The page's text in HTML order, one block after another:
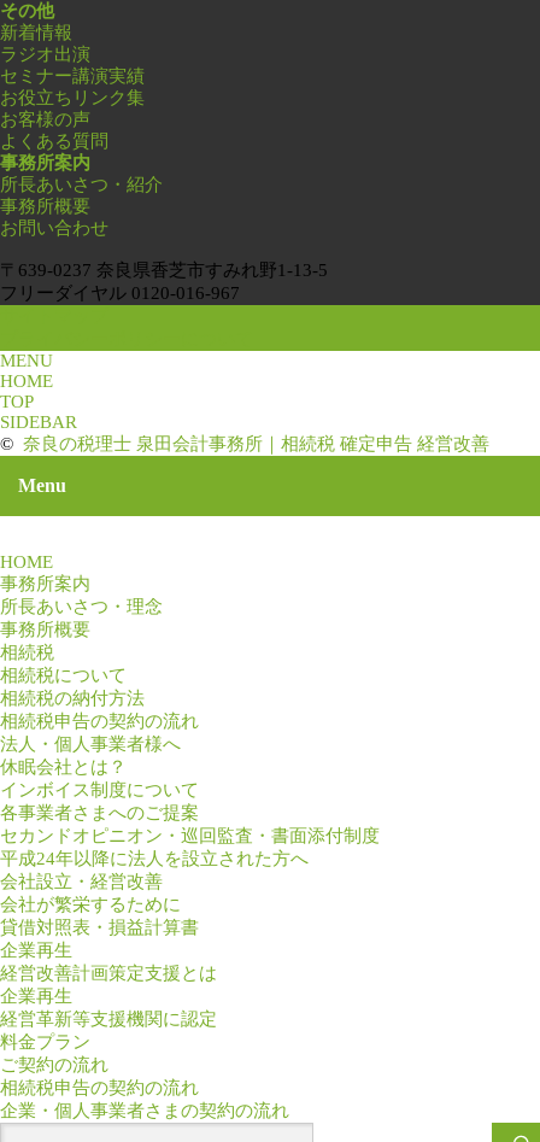
その他
新着情報
ラジオ出演
セミナー講演実績
お役立ちリンク集
お客様の声
よくある質問
事務所案内
所長あいさつ・紹介
事務所概要
お問い合わせ
〒639-0237 奈良県香芝市すみれ野1-13-5
フリーダイヤル 0120-016-967
MENU
HOME
TOP
SIDEBAR
© 奈良の税理士 泉田会計事務所｜相続税 確定申告 経営改善
Menu
HOME
事務所案内
所長あいさつ・理念
事務所概要
相続税
相続税について
相続税の納付方法
相続税申告の契約の流れ
法人・個人事業者様へ
休眠会社とは？
インボイス制度について
各事業者さまへのご提案
セカンドオピニオン・巡回監査・書面添付制度
平成24年以降に法人を設立された方へ
会社設立・経営改善
会社が繁栄するために
貸借対照表・損益計算書
企業再生
経営改善計画策定支援とは
企業再生
経営革新等支援機関に認定
料金プラン
ご契約の流れ
相続税申告の契約の流れ
企業・個人事業者さまの契約の流れ